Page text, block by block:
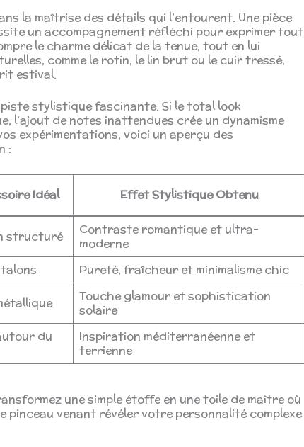
la maîtrise des détails qui l’entourent. Une pièce
un accompagnement réfléchi pour exprimer tout
le charme délicat de la tenue, tout en lui
comme le rotin, le lin brut ou le cuir tressé,
estival.
stylistique fascinante. Si le total look
l’ajout de notes inattendues crée un dynamisme
expérimentations, voici un aperçu des
:
Idéal Effet Stylistique Obtenu
structuré
Contraste romantique et ultra-
moderne
Pureté, fraîcheur et minimalisme chic
Touche glamour et sophistication
solaire
du
Inspiration méditerranéenne et
terrienne
une simple étoffe en une toile de maître où
pinceau venant révéler votre personnalité complexe